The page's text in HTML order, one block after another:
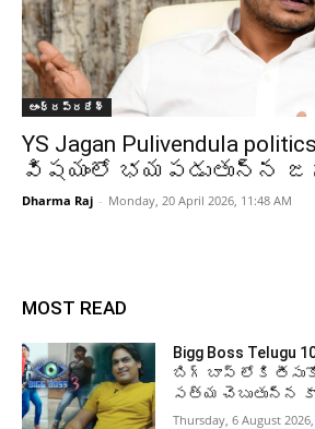
ఆంధ్రప్రదేశ్‌
YS Jagan Pulivendula
విషయంలో భయపడుతున్న
Dharma Raj - Monday, 20 April 2026, 11:48 AM
MOST READ
Bigg Boss
బిగ్ బాస్ లోకి
సత్య చెబుతున్న
Thursday, 6 August